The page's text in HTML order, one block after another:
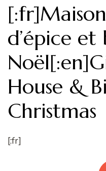
d’épice
House &
Christmas
[:fr]